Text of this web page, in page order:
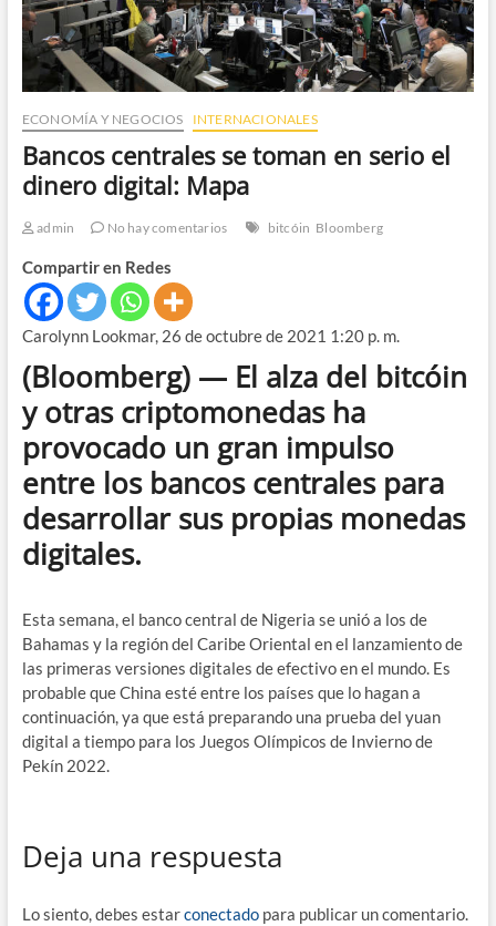
ECONOMÍA Y NEGOCIOS INTERNACIONALES
Bancos centrales se toman en serio el
dinero digital: Mapa
admin No hay comentarios bitcóin Bloomberg
Compartir en Redes
Carolynn Lookmar, 26 de octubre de 2021 1:20 p. m.
(Bloomberg) — El alza del bitcóin
y otras criptomonedas ha
provocado un gran impulso
entre los bancos centrales para
desarrollar sus propias monedas
digitales.
Esta semana, el banco central de Nigeria se unió a los de
Bahamas y la región del Caribe Oriental en el lanzamiento de
las primeras versiones digitales de efectivo en el mundo. Es
probable que China esté entre los países que lo hagan a
continuación, ya que está preparando una prueba del yuan
digital a tiempo para los Juegos Olímpicos de Invierno de
Pekín 2022.
Deja una respuesta
Lo siento, debes estarconectadopara publicar un comentario.